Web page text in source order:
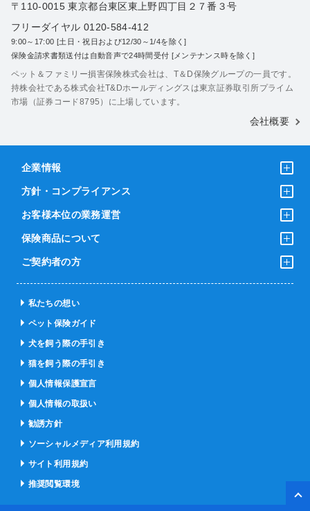
〒110-0015 東京都台東区東上野四丁目２７番３号
フリーダイヤル 0120-584-412
9:00～17:00 [土日・祝日および12/30～1/4を除く]
保険金請求書類送付は自動音声で24時間受付 [メンテナンス時を除く]
ペット＆ファミリー損害保険株式会社は、T＆D保険グループの一員です。
持株会社である株式会社T&Dホールディングスは東京証券取引所プライム
市場（証券コード8795）に上場しています。
会社概要
企業情報
方針・コンプライアンス
お客様本位の業務運営
保険商品について
ご契約者の方
私たちの想い
ペット保険ガイド
犬を飼う際の手引き
猫を飼う際の手引き
個人情報保護宣言
個人情報の取扱い
勧誘方針
ソーシャルメディア利用規約
サイト利用規約
推奨閲覧環境